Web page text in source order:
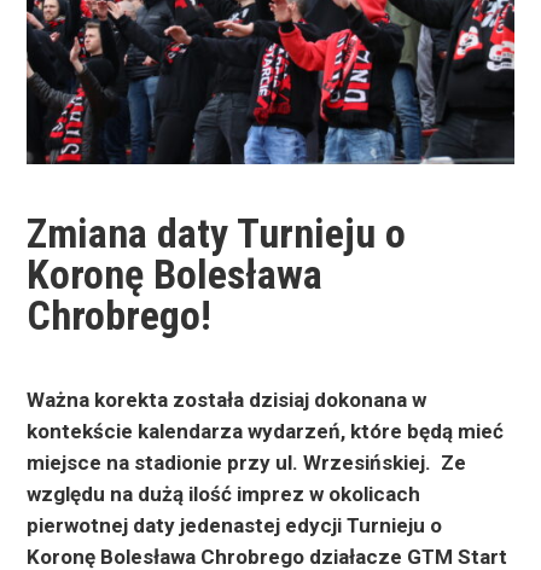
Zmiana daty Turnieju o
Koronę Bolesława
Chrobrego!
Ważna korekta została dzisiaj dokonana w
kontekście kalendarza wydarzeń, które będą mieć
miejsce na stadionie przy ul. Wrzesińskiej. Ze
względu na dużą ilość imprez w okolicach
pierwotnej daty jedenastej edycji Turnieju o
Koronę Bolesława Chrobrego działacze GTM Start